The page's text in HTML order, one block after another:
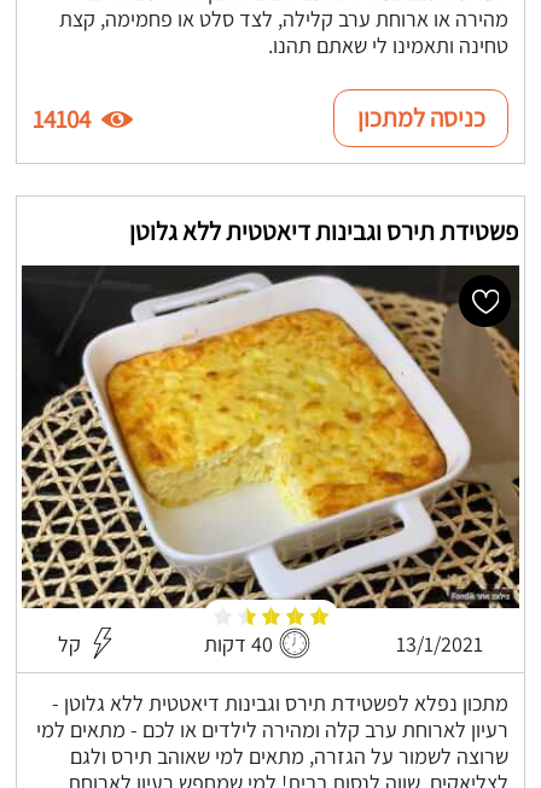
מהירה או ארוחת ערב קלילה, לצד סלט או פחמימה, קצת
טחינה ותאמינו לי שאתם תהנו.
כניסה למתכון 14104
פשטידת תירס וגבינות דיאטטית ללא גלוטן
13/1/2021 40 דקות קל
מתכון נפלא לפשטידת תירס וגבינות דיאטטית ללא גלוטן -
רעיון לארוחת ערב קלה ומהירה לילדים או לכם - מתאים למי
שרוצה לשמור על הגזרה, מתאים למי שאוהב תירס ולגם
לצליאקים, שווה לנסות בבית! למי שמחפש רעיון לארוחת